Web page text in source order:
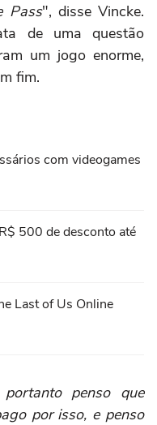
Pass", disse Vincke.
de uma questão
um jogo enorme,
fim.
com videogames
500 de desconto até
Last of Us Online
penso que
por isso, e penso